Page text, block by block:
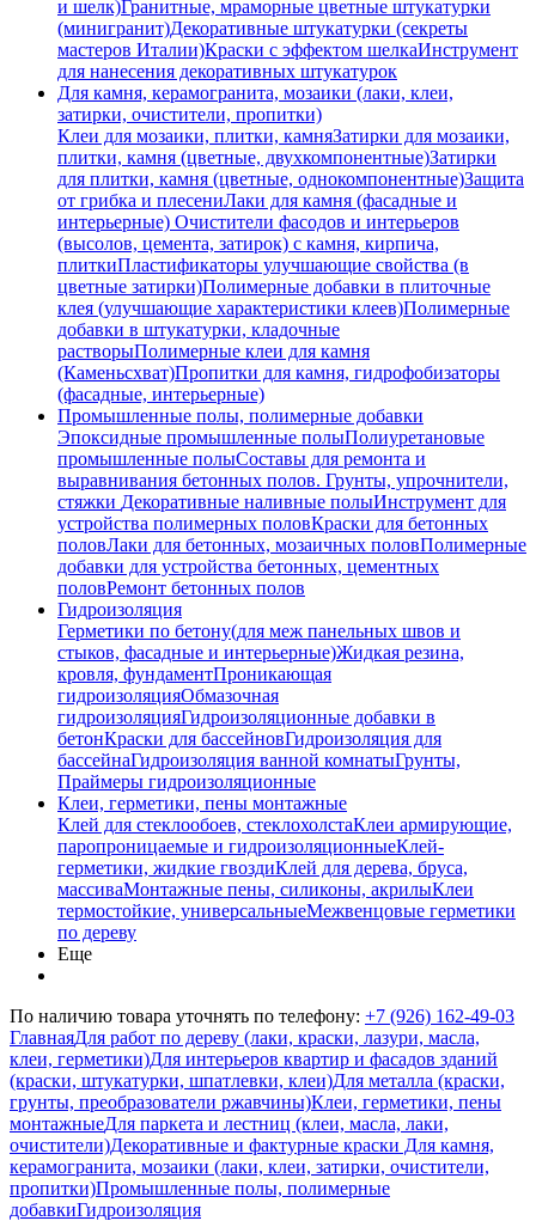
и шелк)Гранитные, мраморные цветные штукатурки
(минигранит)Декоративные штукатурки (секреты
мастеров Италии)Краски с эффектом шелкаИнструмент
для нанесения декоративных штукатурок
Для камня, керамогранита, мозаики (лаки, клеи,
затирки, очистители, пропитки)
Клеи для мозаики, плитки, камняЗатирки для мозаики,
плитки, камня (цветные, двухкомпонентные)Затирки
для плитки, камня (цветные, однокомпонентные)Защита
от грибка и плесениЛаки для камня (фасадные и
интерьерные) Очистители фасодов и интерьеров
(высолов, цемента, затирок) с камня, кирпича,
плиткиПластификаторы улучшающие свойства (в
цветные затирки)Полимерные добавки в плиточные
клея (улучшающие характеристики клеев)Полимерные
добавки в штукатурки, кладочные
растворыПолимерные клеи для камня
(Каменьсхват)Пропитки для камня, гидрофобизаторы
(фасадные, интерьерные)
Промышленные полы, полимерные добавки
Эпоксидные промышленные полыПолиуретановые
промышленные полыСоставы для ремонта и
выравнивания бетонных полов. Грунты, упрочнители,
стяжки Декоративные наливные полыИнструмент для
устройства полимерных половКраски для бетонных
половЛаки для бетонных, мозаичных половПолимерные
добавки для устройства бетонных, цементных
половРемонт бетонных полов
Гидроизоляция
Герметики по бетону(для меж панельных швов и
стыков, фасадные и интерьерные)Жидкая резина,
кровля, фундаментПроникающая
гидроизоляцияОбмазочная
гидроизоляцияГидроизоляционные добавки в
бетонКраски для бассейновГидроизоляция для
бассейнаГидроизоляция ванной комнатыГрунты,
Праймеры гидроизоляционные
Клеи, герметики, пены монтажные
Клей для стеклообоев, стеклохолстаКлеи армирующие,
паропроницаемые и гидроизоляционныеКлей-
герметики, жидкие гвоздиКлей для дерева, бруса,
массиваМонтажные пены, силиконы, акрилыКлеи
термостойкие, универсальныеМежвенцовые герметики
по дереву
Еще
По наличию товара уточнять по телефону: +7 (926) 162-49-03
ГлавнаяДля работ по дереву (лаки, краски, лазури, масла,
клеи, герметики)Для интерьеров квартир и фасадов зданий
(краски, штукатурки, шпатлевки, клеи)Для металла (краски,
грунты, преобразователи ржавчины)Клеи, герметики, пены
монтажныеДля паркета и лестниц (клеи, масла, лаки,
очистители)Декоративные и фактурные краски Для камня,
керамогранита, мозаики (лаки, клеи, затирки, очистители,
пропитки)Промышленные полы, полимерные
добавкиГидроизоляция